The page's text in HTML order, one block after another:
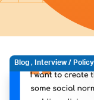
Blog , Interview /